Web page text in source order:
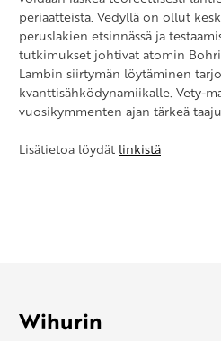
periaatteista. Vedyllä on ollut
peruslakien etsinnässä ja
tutkimukset johtivat atomin
Lambin siirtymän löytäminen
kvanttisähködynamiikalle. Vety-
vuosikymmenten ajan tärkeä
Lisätietoa löydät linkistä
Wihurin